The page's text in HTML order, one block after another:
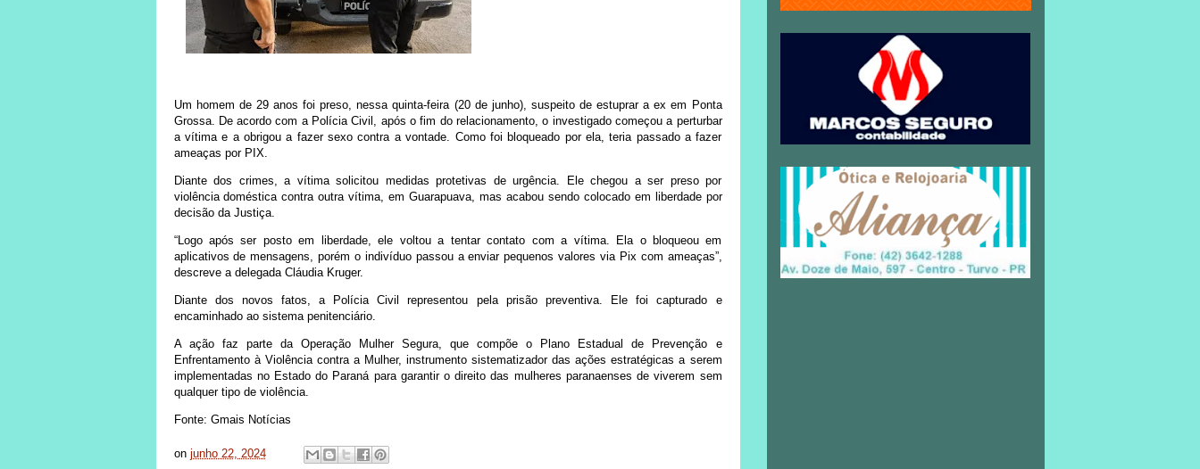
Um homem de 29 anos foi preso, nessa quinta-feira (20 de junho), suspeito de estuprar a ex em Ponta
Grossa. De acordo com a Polícia Civil, após o fim do relacionamento, o investigado começou a perturbar
a vítima e a obrigou a fazer sexo contra a vontade. Como foi bloqueado por ela, teria passado a fazer
ameaças por PIX.
Diante dos crimes, a vítima solicitou medidas protetivas de urgência. Ele chegou a ser preso por
violência doméstica contra outra vítima, em Guarapuava, mas acabou sendo colocado em liberdade por
decisão da Justiça.
“Logo após ser posto em liberdade, ele voltou a tentar contato com a vítima. Ela o bloqueou em
aplicativos de mensagens, porém o indivíduo passou a enviar pequenos valores via Pix com ameaças”,
descreve a delegada Cláudia Kruger.
Diante dos novos fatos, a Polícia Civil representou pela prisão preventiva. Ele foi capturado e
encaminhado ao sistema penitenciário.
A ação faz parte da Operação Mulher Segura, que compõe o Plano Estadual de Prevenção e
Enfrentamento à Violência contra a Mulher, instrumento sistematizador das ações estratégicas a serem
implementadas no Estado do Paraná para garantir o direito das mulheres paranaenses de viverem sem
qualquer tipo de violência.
Fonte: Gmais Notícias
on junho 22, 2024